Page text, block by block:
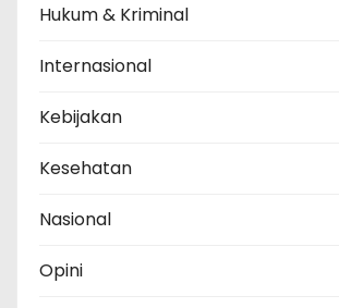
Hukum & Kriminal
Internasional
Kebijakan
Kesehatan
Nasional
Opini